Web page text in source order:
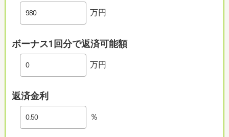
万円
ボーナス1回分で返済可能額
万円
返済金利
％